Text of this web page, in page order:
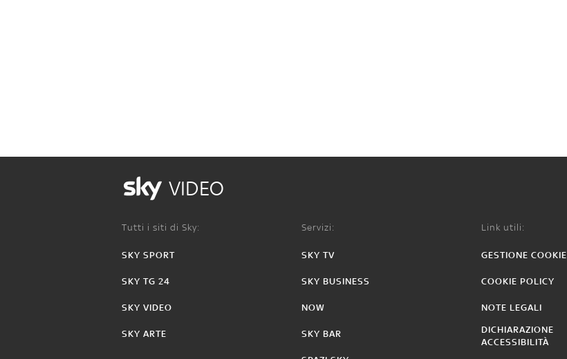
VIDEO
Tutti i siti di Sky:
SKY SPORT
SKY TG 24
SKY VIDEO
SKY ARTE
Servizi:
SKY TV
SKY BUSINESS
NOW
SKY BAR
Link utili:
GESTIONE COOKIE
COOKIE POLICY
NOTE LEGALI
DICHIARAZIONE
ACCESSIBILITÀ